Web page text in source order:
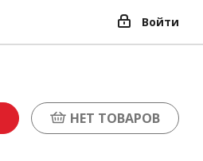
Войти
НЕТ ТОВАРОВ